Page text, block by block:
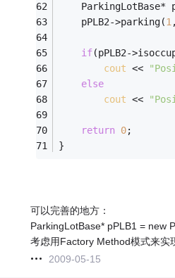
ParkingLotBase*
	pPLB2->parking(
1
if(pPLB2-
cout <<
else
cout <<
return 0;
}
可以完善的地方：
ParkingLotBase* pPLB1 = new
考虑用Factory Method模式来实
2009-05-15